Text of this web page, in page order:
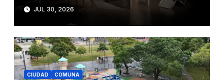
JUL 30, 2026
CIUDAD COMUNA